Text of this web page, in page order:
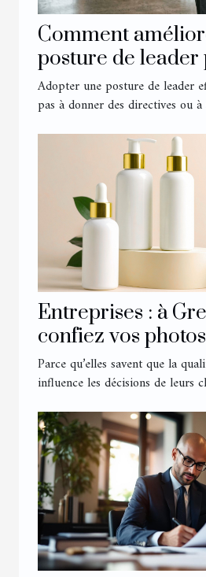
Comment
posture de leader
influencer votre
Adopter une posture de leader
pas à donner des directives ou à
Entreprises : à
confiez vos
l’agence Urope !
Parce qu’elles savent que la
influence les décisions de leurs